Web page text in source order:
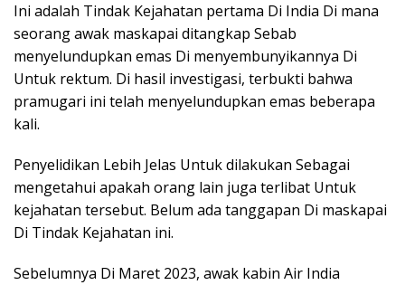
Ini adalah Tindak Kejahatan pertama Di India Di mana
seorang awak maskapai ditangkap Sebab
menyelundupkan emas Di menyembunyikannya Di
Untuk rektum. Di hasil investigasi, terbukti bahwa
pramugari ini telah menyelundupkan emas beberapa
kali.
Penyelidikan Lebih Jelas Untuk dilakukan Sebagai
mengetahui apakah orang lain juga terlibat Untuk
kejahatan tersebut. Belum ada tanggapan Di maskapai
Di Tindak Kejahatan ini.
Sebelumnya Di Maret 2023, awak kabin Air India